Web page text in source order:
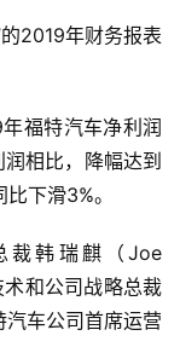
2019年财务报表
福特汽车净利润
相比，降幅达到
下滑3%。
裁韩瑞麒（Joe
和公司战略总裁
车公司首席运营